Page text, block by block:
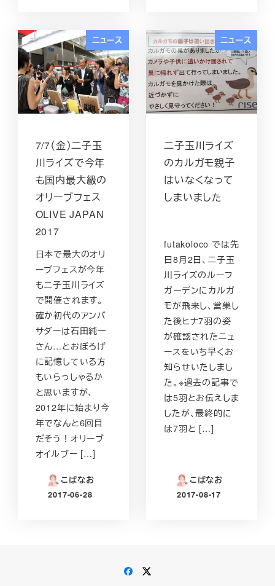
ニュース
7/7（金）二子玉
川ライズで今年
も国内最大級の
オリーブフェス
OLIVE JAPAN
2017
日本で最大のオリ
ーブフェスが今年
も二子玉川ライズ
で開催されます。
確か初代のアンバ
サダーは石田純一
さん…とおぼろげ
に記憶している方
もいらっしゃるか
と思いますが、
2012年に始まり今
年でなんと6回目
だそう！オリーブ
オイルブー […]
こばなお
投稿日
2017-06-28
ニュース
二子玉川ライズ
のカルガモ親子
はいなくなって
しまいました
futakoloco では先
日8月2日、二子玉
川ライズのルーフ
ガーデンにカルガ
モが飛来し、営巣し
た後ヒナ7羽の姿
が確認されたニュ
ースをいち早くお
知らせいたしまし
た。※過去の記事で
は5羽とお伝えしま
したが、最終的に
は7羽と […]
こばなお
投稿日
2017-08-17
Facebook